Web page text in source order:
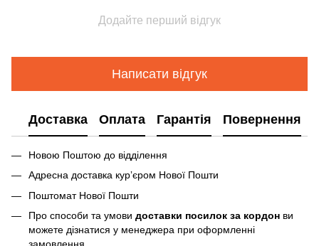
Додайте перший відгук
Написати відгук
Доставка Оплата Гарантія Повернення
Новою Поштою до відділення
Адресна доставка курʼєром Нової Пошти
Поштомат Нової Пошти
Про способи та умови доставки посилок за кордон ви
можете дізнатися у менеджера при оформленні